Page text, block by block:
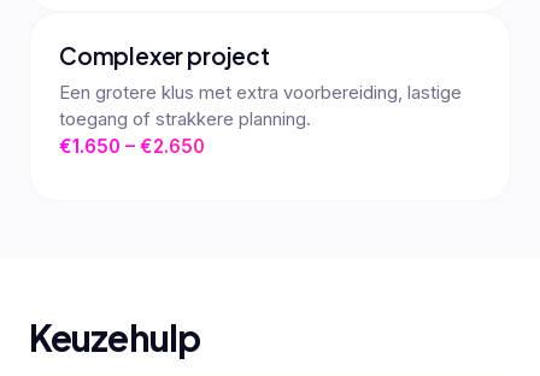
Complexer project
Een grotere klus met extra voorbereiding, lastige
toegang of strakkere planning.
€1.650 – €2.650
Keuzehulp